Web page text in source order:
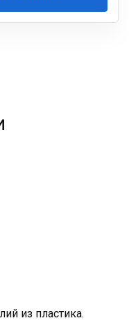
из пластика.